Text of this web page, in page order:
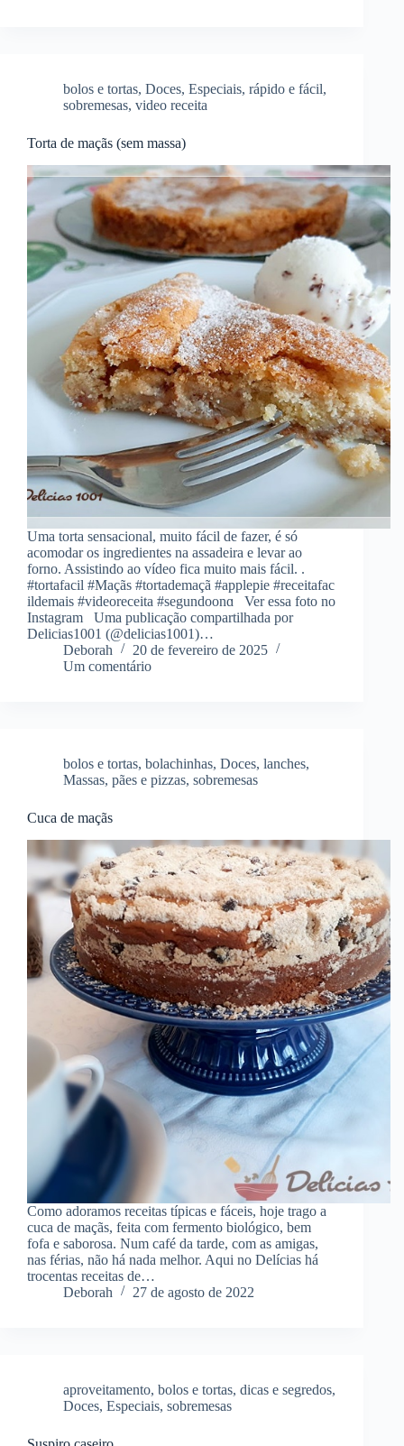
bolos e tortas, Doces, Especiais, rápido e fácil,
sobremesas, video receita
Torta de maçãs (sem massa)
Uma torta sensacional, muito fácil de fazer, é só
acomodar os ingredientes na assadeira e levar ao
forno. Assistindo ao vídeo fica muito mais fácil. .
#tortafacil #Maçãs #tortademaçã #applepie #receitafac
ildemais #videoreceita #segundoonɑ Ver essa foto no
Instagram Uma publicação compartilhada por
Delicias1001 (@delicias1001)…
Deborah
20 de fevereiro de 2025
Um comentário
bolos e tortas, bolachinhas, Doces, lanches,
Massas, pães e pizzas, sobremesas
Cuca de maçãs
Como adoramos receitas típicas e fáceis, hoje trago a
cuca de maçãs, feita com fermento biológico, bem
fofa e saborosa. Num café da tarde, com as amigas,
nas férias, não há nada melhor. Aqui no Delícias há
trocentas receitas de…
Deborah
27 de agosto de 2022
aproveitamento, bolos e tortas, dicas e segredos,
Doces, Especiais, sobremesas